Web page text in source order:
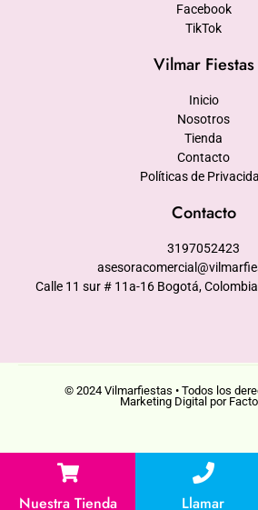
Facebook
TikTok
Vilmar Fiestas
Inicio
Nosotros
Tienda
Contacto
Políticas de
Contacto
3197052423
Calle 11 sur # 11a-16 Bogotá,
© 2024 Vilmarfiestas • Todos los
Marketing Digital por
Nuestra Tienda Llamar